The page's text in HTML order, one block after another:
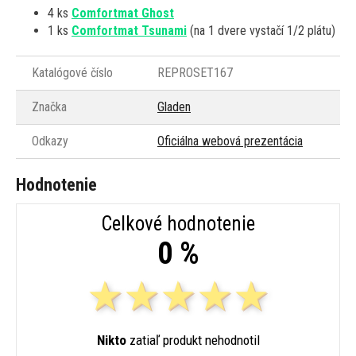
4 ks Comfortmat Ghost
1 ks Comfortmat Tsunami (na 1 dvere vystačí 1/2 plátu)
Katalógové číslo REPROSET167
Značka Gladen
Odkazy Oficiálna webová prezentácia
Hodnotenie
Celkové hodnotenie
0 %
Niktozatiaľ produkt nehodnotil